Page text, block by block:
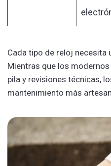
Cada tipo de reloj necesita
Mientras que los
pila y revisiones técnicas,
mantenimiento más